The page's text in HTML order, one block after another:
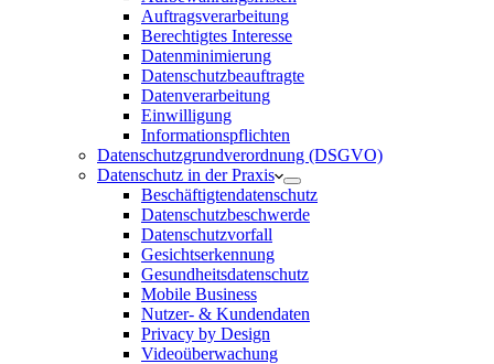
Auftragsverarbeitung
Berechtigtes Interesse
Datenminimierung
Datenschutzbeauftragte
Datenverarbeitung
Einwilligung
Informationspflichten
Datenschutzgrundverordnung (DSGVO)
Datenschutz in der Praxis
Beschäftigtendatenschutz
Datenschutzbeschwerde
Datenschutzvorfall
Gesichtserkennung
Gesundheitsdatenschutz
Mobile Business
Nutzer- & Kundendaten
Privacy by Design
Videoüberwachung